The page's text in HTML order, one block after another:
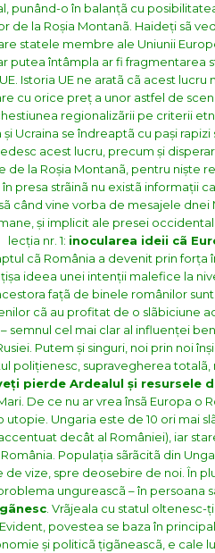
punând-o în balanțã cu
de la Roșia Montanã. Haideți sã
statele membre ale Uniunii
putea întâmpla ar fi
Istoria UE ne aratã cã acest lucru
cu orice preț a unor astfel de
regionalizãrii pe criterii
Ucraina se îndreaptã cu pași
acest lucru, precum și
de la Roșia Montanã, pentru
în presa strãinã nu existã informații
când vine vorba de mesajele
și implicit ale presei
nr. 1: inocularea ideii cã
cã România a devenit prin
ideea unei intenții malefice la
fațã de binele românilor
cã au profitat de o slãbiciune
cel mai clar al influenței
Putem și singuri, noi prin noi
polițienesc, supravegherea
pierde Ardealul și resursele
De ce nu ar vrea însã Europa o
Ungaria este de 10 ori mai
decât al României), iar
Populația sãrãcitã din
de vize, spre deosebire de noi. În
ungureascã – în persoana
. Vrãjeala cu statul oltenesc-
povestea se baza în
și politicã țigãneascã, e cale